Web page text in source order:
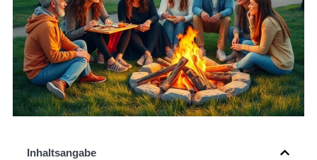
Inhaltsangabe